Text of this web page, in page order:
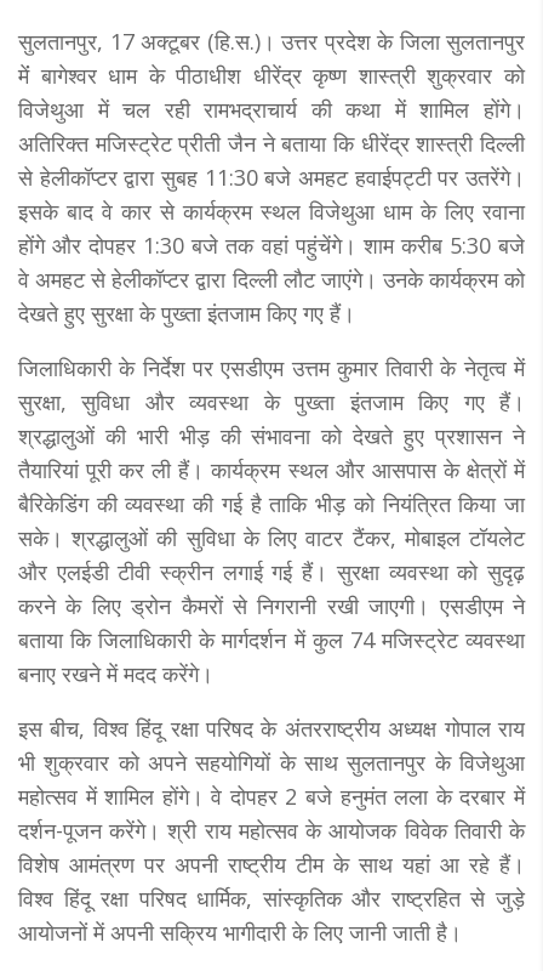
सुलतानपुर, 17 अक्टूबर (हि.स.)। उत्तर प्रदेश के जिला सुलतानपुर
मेंं बागेश्वर धाम के पीठाधीश धीरेंद्र कृष्ण शास्त्री शुक्रवार को
विजेथुआ में चल रही रामभद्राचार्य की कथा में शामिल होंगे।
अतिरिक्त मजिस्ट्रेट प्रीती जैन ने बताया कि धीरेंद्र शास्त्री दिल्ली
से हेलीकॉप्टर द्वारा सुबह 11:30 बजे अमहट हवाईपट्टी पर उतरेंगे।
इसके बाद वे कार से कार्यक्रम स्थल विजेथुआ धाम के लिए रवाना
होंगे और दोपहर 1:30 बजे तक वहां पहुंचेंगे। शाम करीब 5:30 बजे
वे अमहट से हेलीकॉप्टर द्वारा दिल्ली लौट जाएंगे। उनके कार्यक्रम को
देखते हुए सुरक्षा के पुख्ता इंतजाम किए गए हैं।
जिलाधिकारी के निर्देश पर एसडीएम उत्तम कुमार तिवारी के नेतृत्व में
सुरक्षा, सुविधा और व्यवस्था के पुख्ता इंतजाम किए गए हैं।
श्रद्धालुओं की भारी भीड़ की संभावना को देखते हुए प्रशासन ने
तैयारियां पूरी कर ली हैं। कार्यक्रम स्थल और आसपास के क्षेत्रों में
बैरिकेडिंग की व्यवस्था की गई है ताकि भीड़ को नियंत्रित किया जा
सके। श्रद्धालुओं की सुविधा के लिए वाटर टैंकर, मोबाइल टॉयलेट
और एलईडी टीवी स्क्रीन लगाई गई हैं। सुरक्षा व्यवस्था को सुदृढ़
करने के लिए ड्रोन कैमरों से निगरानी रखी जाएगी। एसडीएम ने
बताया कि जिलाधिकारी के मार्गदर्शन में कुल 74 मजिस्ट्रेट व्यवस्था
बनाए रखने में मदद करेंगे।
इस बीच, विश्व हिंदू रक्षा परिषद के अंतरराष्ट्रीय अध्यक्ष गोपाल राय
भी शुक्रवार को अपने सहयोगियों के साथ सुलतानपुर के विजेथुआ
महोत्सव में शामिल होंगे। वे दोपहर 2 बजे हनुमंत लला के दरबार में
दर्शन-पूजन करेंगे। श्री राय महोत्सव के आयोजक विवेक तिवारी के
विशेष आमंत्रण पर अपनी राष्ट्रीय टीम के साथ यहां आ रहे हैं।
विश्व हिंदू रक्षा परिषद धार्मिक, सांस्कृतिक और राष्ट्रहित से जुड़े
आयोजनों में अपनी सक्रिय भागीदारी के लिए जानी जाती है।